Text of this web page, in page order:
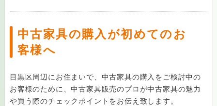
中古家具の購入が初めてのお
客様へ
目黒区周辺にお住まいで、中古家具の購入をご検討中の
お客様のために、中古家具販売のプロが中古家具の魅力
や買う際のチェックポイントをお伝え致します。